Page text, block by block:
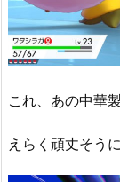
これ、あの中華
えらく頑丈そう